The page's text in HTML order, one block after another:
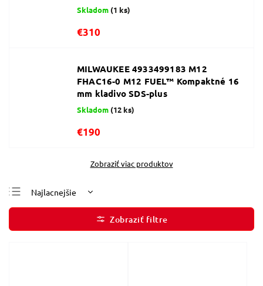
Skladom (1 ks)
€310
MILWAUKEE 4933499183 M12
FHAC16-0 M12 FUEL™ Kompaktné 16
mm kladivo SDS-plus
Skladom (12 ks)
€190
Zobraziť viac produktov
Najlacnejšie
Najdrahšie
Najpredávanejšie